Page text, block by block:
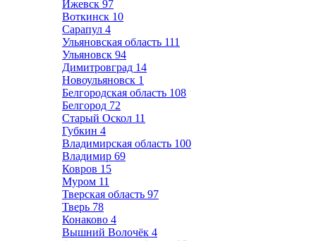
Ижевск 97
Воткинск 10
Сарапул 4
Ульяновская область 111
Ульяновск 94
Димитровград 14
Новоульяновск 1
Белгородская область 108
Белгород 72
Старый Оскол 11
Губкин 4
Владимирская область 100
Владимир 69
Ковров 15
Муром 11
Тверская область 97
Тверь 78
Конаково 4
Вышний Волочёк 4